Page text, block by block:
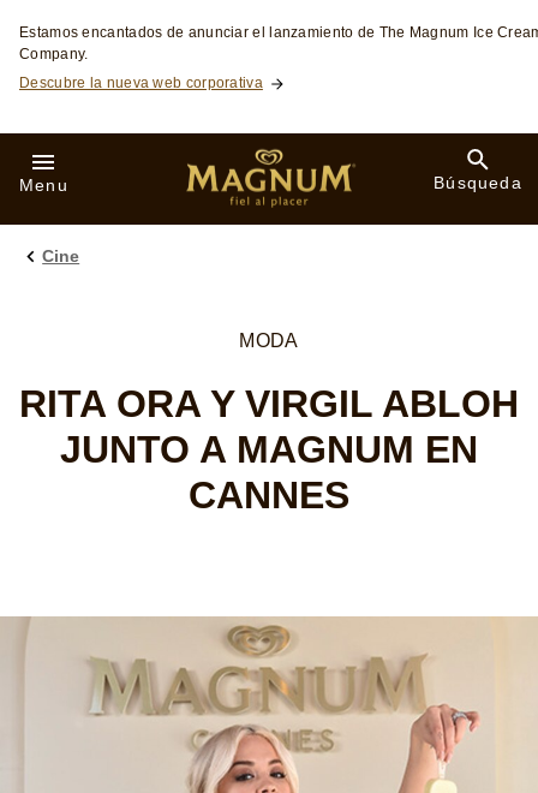
Skip to:
Estamos encantados de anunciar el lanzamiento de The Magnum Ice
Company.
Descubre la nueva web corporativa
Menu Búsqueda
Cine
MODA
RITA ORA Y VIRGIL ABLOH
JUNTO A MAGNUM EN
CANNES